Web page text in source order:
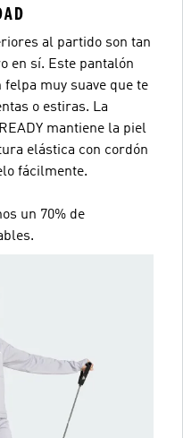
al partido son tan
en sí. Este pantalón
felpa muy suave que te
o estiras. La
mantiene la piel
elástica con cordón
fácilmente.
un 70% de